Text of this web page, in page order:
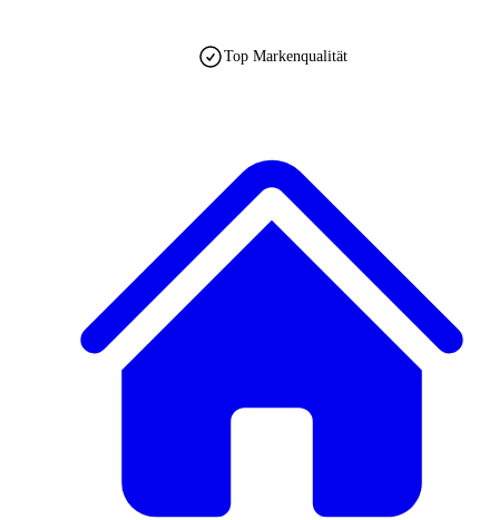
Top Markenqualität